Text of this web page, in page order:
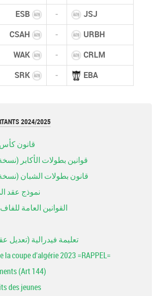
ESB - JSJ
CSAH - URBH
WAK - CRLM
SRK - EBA
2024/2025
قانون كأس
قوانين بطولات الأكابر (نسخة
قانون بطولات الشبان (نسخة
نموذج عقد
القوانين العامة للفاف
تعليمة فيدرالية (تعديل
la coupe d'algérie 2023 =RAPPEL=
(Art 144)
des jeunes